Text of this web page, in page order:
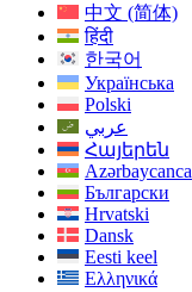
中文 (简体)
हिंदी
한국어
Українська
Polski
عربي
Հայերեն
Azərbaycanca
Български
Hrvatski
Dansk
Eesti keel
Ελληνικά